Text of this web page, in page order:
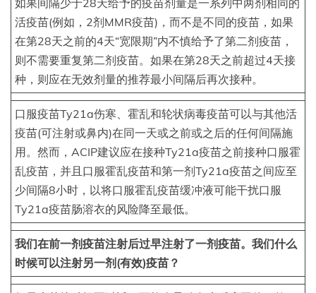
活疫苗(例如，2剂MMR疫苗)，而不是不同的疫苗，如果
在第28天之前的4天“宽限期”内不慎给予了第二剂疫苗，
则不需要重复第二剂疫苗。如果在第28天之前超过4天接
种，则应在无效剂量的推荐最小间隔后再次接种。
口服疫苗Ty21a伤寒、霍乱和轮状病毒疫苗可以与其他活
疫苗(可注射或鼻内)在同一天或之前或之后的任何间隔施
用。然而，ACIP建议应在接种Ty21a疫苗之前接种口服霍
乱疫苗，并且口服霍乱疫苗和第一剂Ty21a疫苗之间应至
少间隔8小时，以将口服霍乱疫苗缓冲液可能干扰口服
Ty21a疫苗肠溶衣的风险降至最低。
我们在前一剂疫苗注射后过早注射了一剂疫苗。我们什么
时候可以注射另一剂(有效)疫苗？